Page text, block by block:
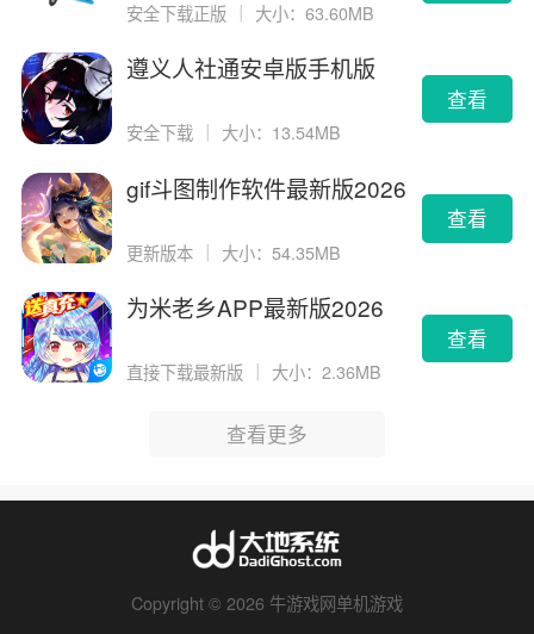
安全下载正版 大小：63.60MB
遵义人社通安卓版手机版
安全下载 大小：13.54MB
查看
gif斗图制作软件最新版2026
更新版本 ｜ 大小：54.35MB
查看
为米老乡APP最新版2026
直接下载最新版 大小：2.36MB
查看
查看更多
Copyright © 2026 牛游戏网单机游戏